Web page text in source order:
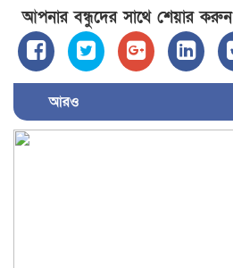
আপনার বন্ধুদের সাথে শেয়ার করুন
আরও